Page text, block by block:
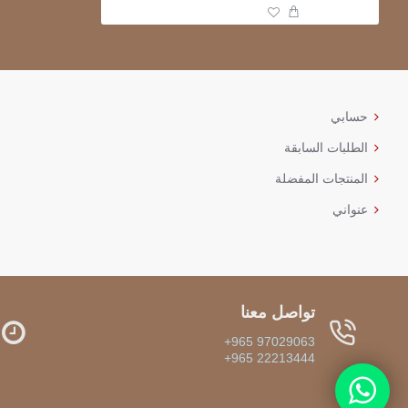
حسابي
الطلبات السابقة
المنتجات المفضلة
عنواني
تواصل معنا
+965 97029063
+965 22213444